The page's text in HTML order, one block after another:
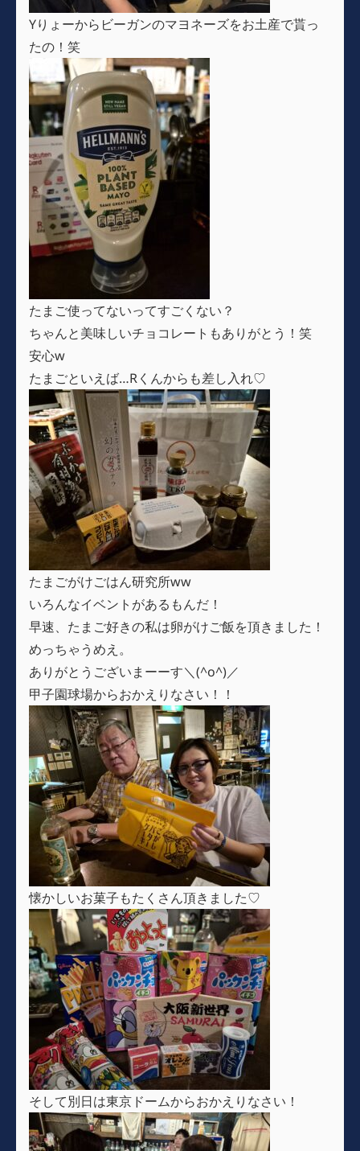
Yりょーからビーガンのマヨネーズをお土産で貰っ
たの！笑
たまご使ってないってすごくない？
ちゃんと美味しいチョコレートもありがとう！笑
安心w
たまごといえば…Rくんからも差し入れ♡
たまごがけごはん研究所ww
いろんなイベントがあるもんだ！
早速、たまご好きの私は卵がけご飯を頂きました！
めっちゃうめえ。
ありがとうございまーーす＼(^o^)／
甲子園球場からおかえりなさい！！
懐かしいお菓子もたくさん頂きました♡
そして別日は東京ドームからおかえりなさい！